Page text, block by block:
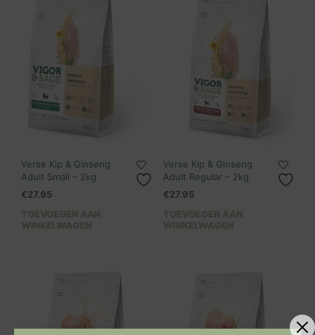
Verse Kip & Ginseng
Adult Small – 2kg
€27.95
TOEVOEGEN AAN
WINKELWAGEN
Verse Kip & Ginseng
Adult Regular – 2kg
€27.95
TOEVOEGEN AAN
WINKELWAGEN